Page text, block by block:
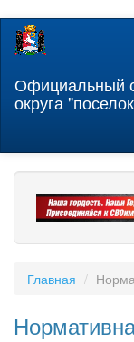
Перейти
содержанию
Официальный
округа
Главная